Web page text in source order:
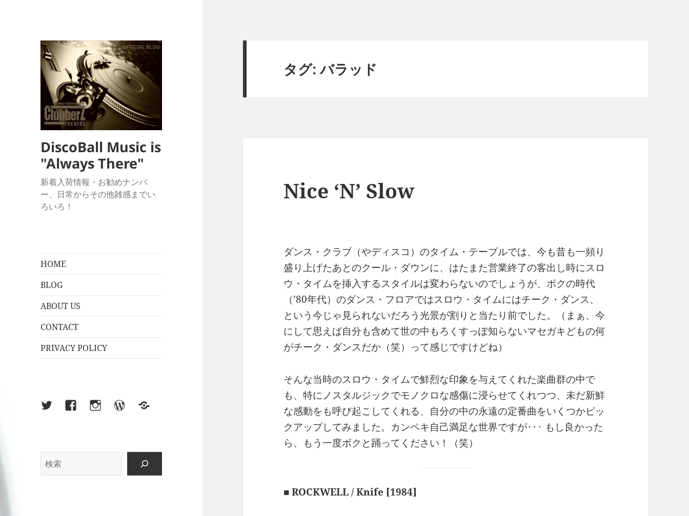
DiscoBall Music is
"Always There"
新着入荷情報・お勧めナンバ
ー、日常からその他雑感までい
ろいろ！
HOME
BLOG
ABOUT US
CONTACT
PRIVACY POLICY
X FacebookInstagramWordPress
Sub-
検
索
タグ:バラッド
Nice ‘N’ Slow
ダンス・クラブ（やディスコ）のタイム・テーブルでは、今も昔も一頻り
盛り上げたあとのクール・ダウンに、はたまた営業終了の客出し時にスロ
ウ・タイムを挿入するスタイルは変わらないのでしょうが、ボクの時代
（’80年代）のダンス・フロアではスロウ・タイムにはチーク・ダンス、
という今じゃ見られないだろう光景が割りと当たり前でした。（まぁ、今
にして思えば自分も含めて世の中もろくすっぽ知らないマセガキどもの何
がチーク・ダンスだか（笑）って感じですけどね）
そんな当時のスロウ・タイムで鮮烈な印象を与えてくれた楽曲群の中で
も、特にノスタルジックでモノクロな感傷に浸らせてくれつつ、未だ新鮮
な感動をも呼び起こしてくれる、自分の中の永遠の定番曲をいくつかピッ
クアップしてみました。カンペキ自己満足な世界ですが･･･ もし良かった
ら、もう一度ボクと踊ってください！（笑）
■ ROCKWELL / Knife [1984]